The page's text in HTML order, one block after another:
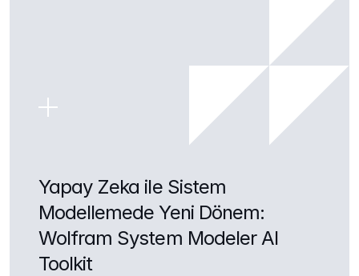
Yapay Zeka ile Sistem
Modellemede Yeni Dönem:
Wolfram System Modeler AI
Toolkit